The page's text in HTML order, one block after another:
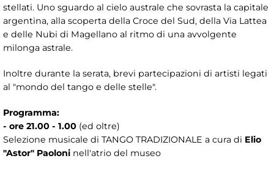
stellati. Uno sguardo al cielo australe che sovrasta la capitale
argentina, alla scoperta della Croce del Sud, della Via Lattea
e delle Nubi di Magellano al ritmo di una avvolgente
milonga astrale.
Inoltre durante la serata, brevi partecipazioni di artisti legati
al "mondo del tango e delle stelle".
Programma:
- ore 21.00 - 1.00 (ed oltre)
Selezione musicale di TANGO TRADIZIONALE a cura di Elio
"Astor" Paoloni nell'atrio del museo